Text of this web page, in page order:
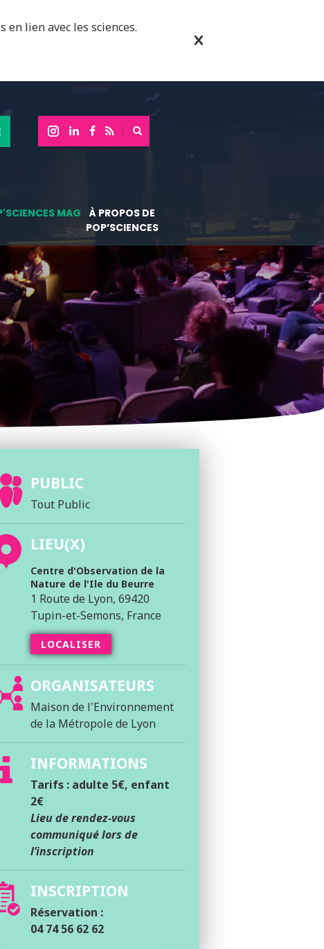
en lien avec les sciences.
MAG
À PROPOS DE
POP’SCIENCES
PUBLIC
Tout Public
LIEU(X)
Centre d'Observation de la
Nature de l'Ile du Beurre
1 Route de Lyon, 69420
Tupin-et-Semons, France
LOCALISER
ORGANISATEURS
Maison de l'Environnement
de la Métropole de Lyon
INFORMATIONS
Tarifs : adulte 5€, enfant
2€
Lieu de rendez-vous
communiqué lors de
l’inscription
INSCRIPTION
Réservation :
04 74 56 62 62